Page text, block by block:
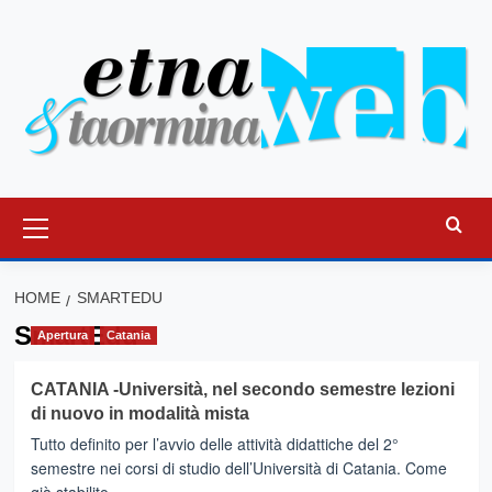
principale
HOME SMARTEDU
SmartEdu
Apertura Catania
CATANIA -Università, nel secondo semestre lezioni
di nuovo in modalità mista
Tutto definito per l’avvio delle attività didattiche del 2°
semestre nei corsi di studio dell’Università di Catania. Come